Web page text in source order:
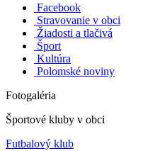
Facebook
Stravovanie v obci
Žiadosti a tlačivá
Šport
Kultúra
Polomské noviny
Fotogaléria
Športové kluby v obci
Futbalový klub